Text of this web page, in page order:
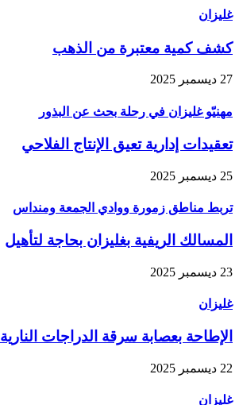
غليزان
كشف كمية معتبرة من الذهب
27 ديسمبر 2025
مهنيّو غليزان في رحلة بحث عن البذور
تعقيدات إدارية تعيق الإنتاج الفلاحي
25 ديسمبر 2025
تربط مناطق زمورة ووادي الجمعة ومنداس
المسالك الريفية بغليزان بحاجة لتأهيل
23 ديسمبر 2025
غليزان
الإطاحة بعصابة سرقة الدراجات النارية
22 ديسمبر 2025
غليزان